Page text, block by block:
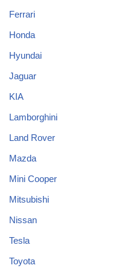
Ferrari
Honda
Hyundai
Jaguar
KIA
Lamborghini
Land Rover
Mazda
Mini Cooper
Mitsubishi
Nissan
Tesla
Toyota